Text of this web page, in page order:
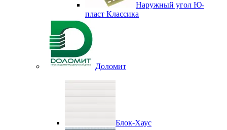
Наружный угол Ю-
пласт Классика
Доломит
Блок-Хаус